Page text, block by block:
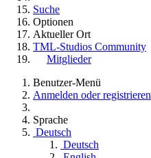
Suche
Optionen
Aktueller Ort
TML-Studios Community
Mitglieder
Benutzer-Menü
Anmelden oder registrieren
Sprache
Deutsch
Deutsch